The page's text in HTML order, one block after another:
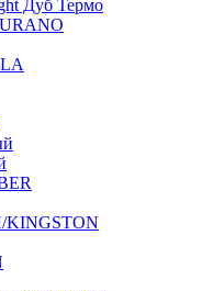
Дуб Термо
KINGSTON